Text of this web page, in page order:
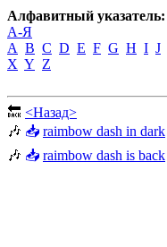
Алфавитный указатель:
А-Я
A B C D E F G H I J
X Y Z
🔙 <Назад>
🎶 📥 raimbow dash in dark
🎶 📥 raimbow dash is back